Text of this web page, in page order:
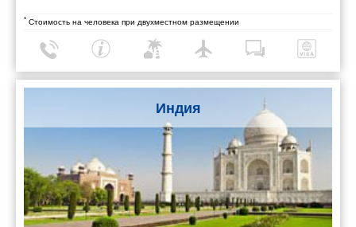
* Стоимость на человека при двухместном размещении
Индия